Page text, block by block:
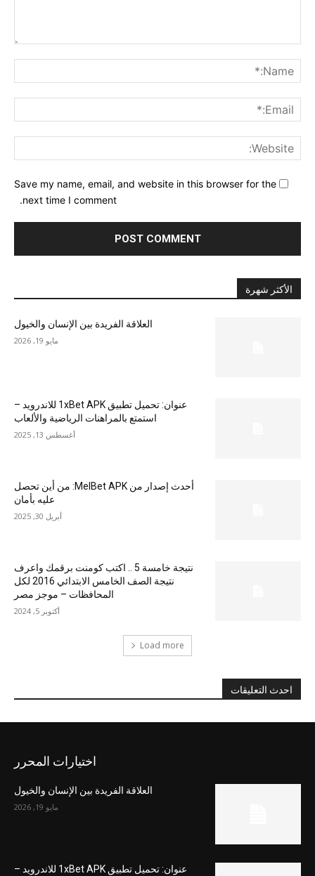
Save my name, email, and website in this browser for the
next time I comment.
الأكثر شهرة
العلاقة الفريدة بين الإنسان والخيول
مايو 19, 2026
عنوان: تحميل تطبيق 1xBet APK للاندرويد –
استمتع بالمراهنات الرياضية والألعاب
أغسطس 13, 2025
أحدث إصدار من MelBet APK: من أين تحصل
عليه بأمان
أبريل 30, 2025
نتيجة خامسة 5 .. اكتب كومنت برقمك واعرف
نتيجة الصف الخامس الابتدائي 2016 لكل
المحافظات – موجز مصر
أكتوبر 5, 2024
Load more
احدث التعليقات
اختيارات المحرر
العلاقة الفريدة بين الإنسان والخيول
مايو 19, 2026
عنوان: تحميل تطبيق 1xBet APK للاندرويد –